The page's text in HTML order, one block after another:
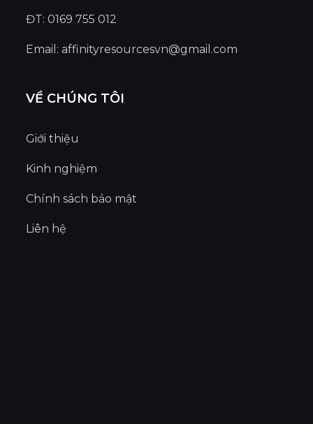
ĐT: 0169 755 012
Email:affinityresourcesvn@gmail.com
VỀ CHÚNG TÔI
Giới thiệu
Kinh nghiệm
Chính sách bảo mật
Liên hệ